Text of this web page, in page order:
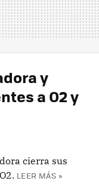
y
a O2 y
cierra sus
LEER MÁS »